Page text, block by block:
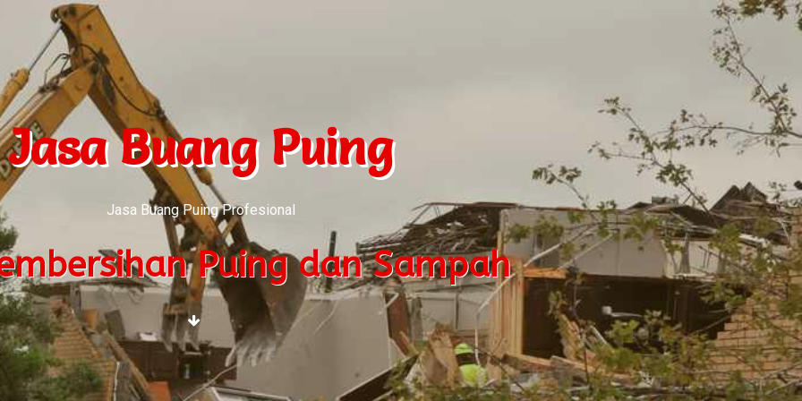
Jasa Buang Puing
Jasa Buang Puing Profesional
Puing dan Sampah